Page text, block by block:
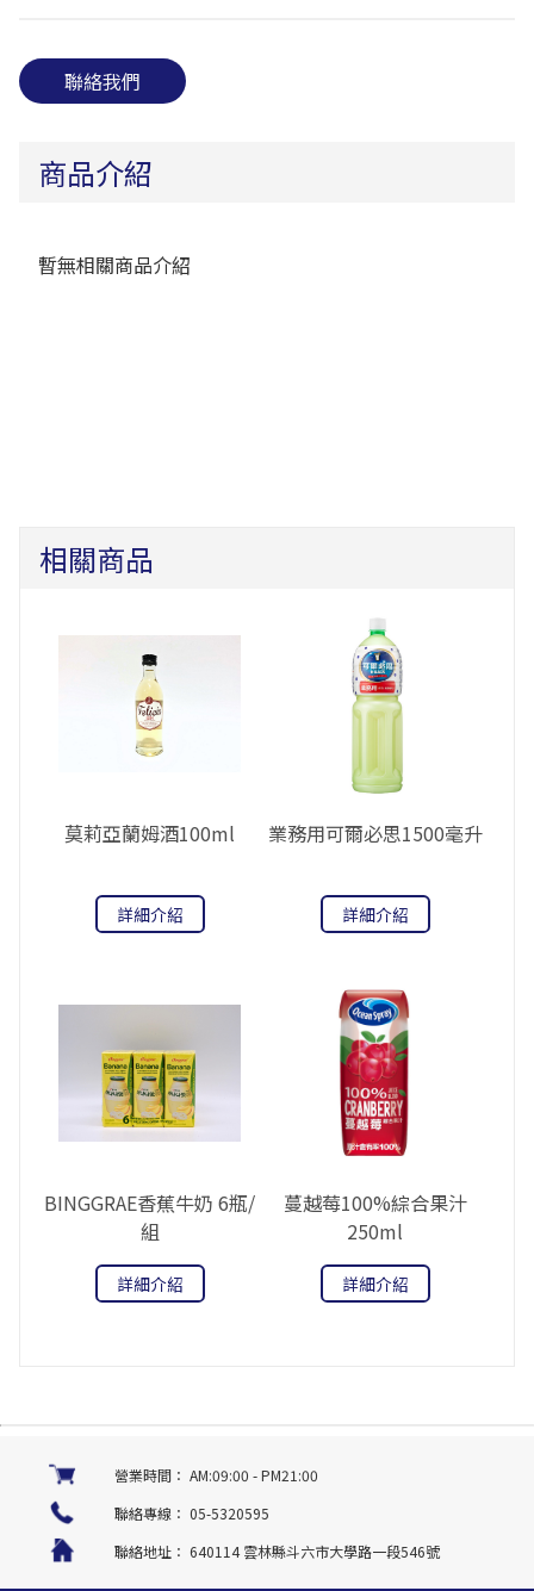
聯絡我們
商品介紹
暫無相關商品介紹
相關商品
莫莉亞蘭姆酒100ml
詳細介紹
業務用可爾必思1500毫升
詳細介紹
BINGGRAE香蕉牛奶 6瓶/
組
詳細介紹
蔓越莓100%綜合果汁
250ml
詳細介紹
營業時間： AM:09:00 - PM21:00
聯絡專線： 05-5320595
聯絡地址： 640114 雲林縣斗六市大學路一段546號